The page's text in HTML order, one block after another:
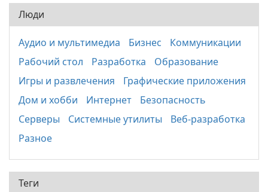
Люди
Аудио и мультимедиа Бизнес
Коммуникации
Рабочий стол
Разработка
Образование
Игры и развлечения
Графические приложения
Дом и хобби
Интернет
Безопасность
Серверы
Системные утилиты
Веб-разработка
Разное
Теги